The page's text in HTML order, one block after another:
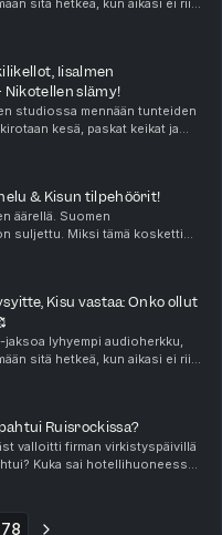
sitä hetkeä, kun aikasi ei riitä
Minicastit
Iisalmen
slämy!
studiossa mennään tunteiden
kesä, paskat keikat ja
vie mennessään! Katja on
& Kisun tilpehöörit!
äärellä. Suomen
suljettu. Miksi tämä kosketti
elämänsä parhaat
Kisu vastaa: Onko ollut
lyhyempi audioherkku,
sitä hetkeä, kun aikasi ei riitä
Minicastit
Ruisrockissa?
valloitti firman virkistyspäivillä
Kuka sai hotellihuoneessa?
jonossa ja millaiset jatkot
78